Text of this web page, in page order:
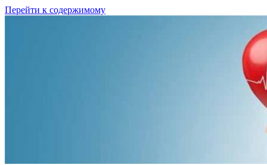
Перейти к содержимому